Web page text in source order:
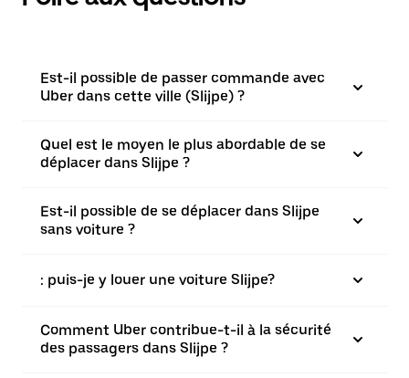
Est-il possible de passer commande avec
Uber dans cette ville (Slijpe) ?
Quel est le moyen le plus abordable de se
déplacer dans Slijpe ?
Est-il possible de se déplacer dans Slijpe
sans voiture ?
: puis-je y louer une voiture Slijpe?
Comment Uber contribue-t-il à la sécurité
des passagers dans Slijpe ?